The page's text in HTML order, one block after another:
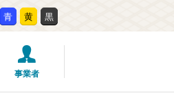
青 黄 黒
事業者